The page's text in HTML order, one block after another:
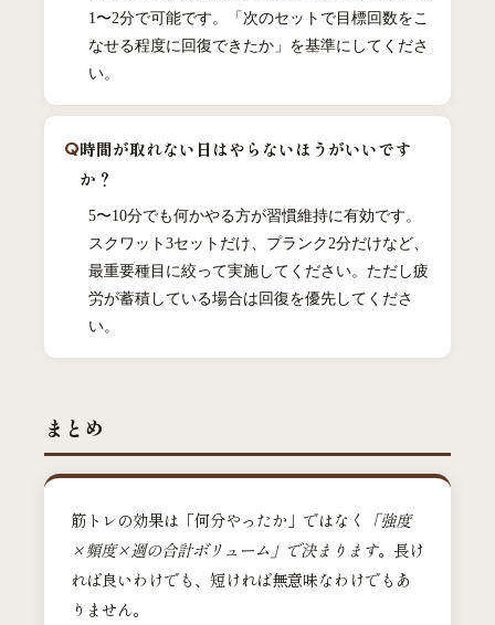
1〜2分で可能です。「次のセットで目標回数をこ
なせる程度に回復できたか」を基準にしてくださ
い。
時間が取れない日はやらないほうがいいです
か？
5〜10分でも何かやる方が習慣維持に有効です。
スクワット3セットだけ、プランク2分だけなど、
最重要種目に絞って実施してください。ただし疲
労が蓄積している場合は回復を優先してくださ
い。
まとめ
筋トレの効果は「何分やったか」ではなく
「強度
×頻度×週の合計ボリューム」で決まります。長け
れば良いわけでも、短ければ無意味なわけでもあ
りません。